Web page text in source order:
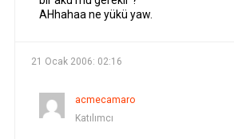
AHhahaa ne yükü yaw.
21 Ocak 2006: 02:16
acmecamaro
Katılımcı